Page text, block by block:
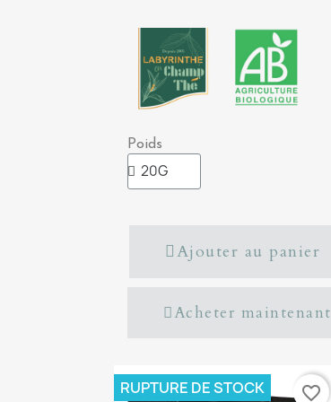
Poids
Ajouter au panier
Acheter maintenant
RUPTURE DE STOCK favorite_border